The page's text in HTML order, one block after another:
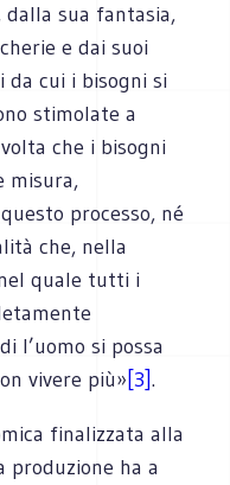
sua fantasia,
e dai suoi
cui i bisogni si
stimolate a
che i bisogni
misura,
processo, né
che, nella
quale tutti i
l’uomo si possa
vivere più»[3].
finalizzata alla
produzione ha a